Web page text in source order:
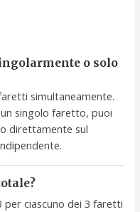
o solo
simultaneamente.
singolo faretto, puoi
direttamente sul
per ciascuno dei 3 faretti